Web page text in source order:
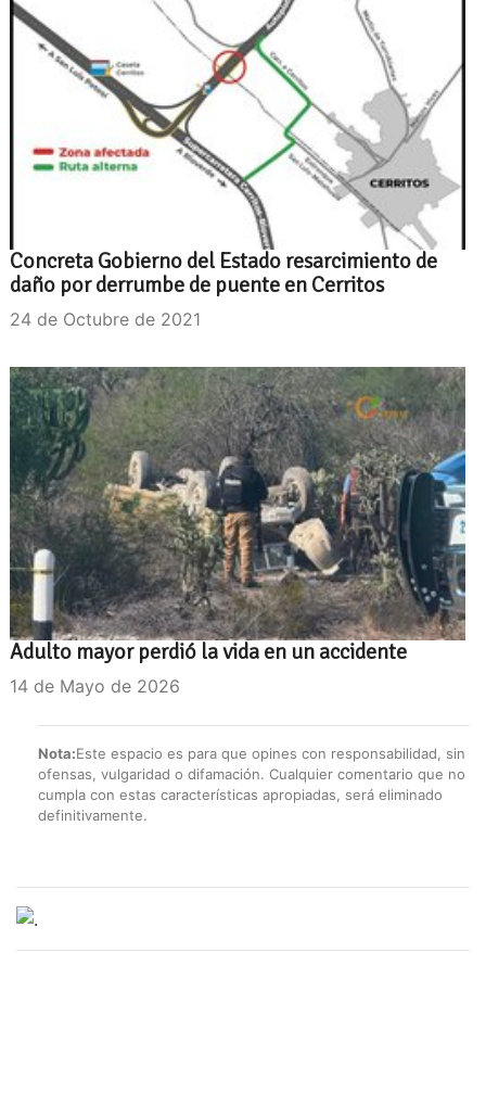
Concreta Gobierno del Estado resarcimiento de
daño por derrumbe de puente en Cerritos
24 de Octubre de 2021
Adulto mayor perdió la vida en un accidente
14 de Mayo de 2026
Nota:Este espacio es para que opines con responsabilidad, sin
ofensas, vulgaridad o difamación. Cualquier comentario que no
cumpla con estas características apropiadas, será eliminado
definitivamente.